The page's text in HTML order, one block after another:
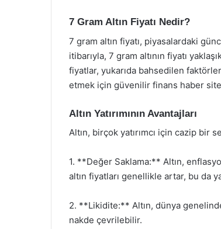
7 Gram Altın Fiyatı Nedir?
7 gram altın fiyatı, piyasalardaki
itibarıyla, 7 gram altının fiyatı
fiyatlar, yukarıda bahsedilen
etmek için güvenilir finans haber
Altın Yatırımının Avantajları
Altın, birçok yatırımcı için cazip bir
1. **Değer Saklama:** Altın,
altın fiyatları genellikle artar, bu da
2. **Likidite:** Altın, dünya
nakde çevrilebilir.